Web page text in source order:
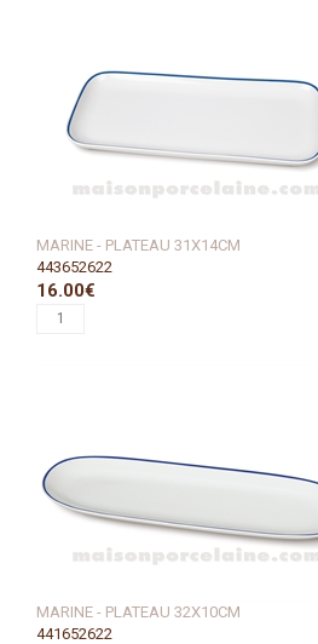
MARINE - PLATEAU 31X14CM
443652622
16.00€
MARINE - PLATEAU 32X10CM
441652622